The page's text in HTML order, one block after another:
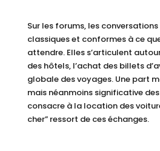
Sur les forums, les
classiques et conformes à ce
attendre. Elles s’articulent
des hôtels, l’achat des billets
globale des voyages. Une part
mais néanmoins significative
consacre à la location des
cher” ressort de ces échanges.